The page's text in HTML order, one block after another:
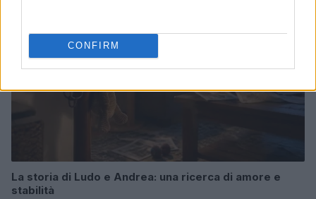
CONFIRM
La storia di Ludo e Andrea: una ricerca di amore e
stabilità